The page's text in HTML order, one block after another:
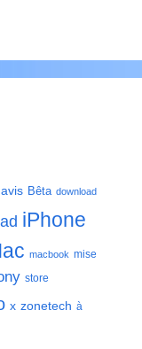
avis Bêta download
iPhone
macbook mise
store
x zonetech à